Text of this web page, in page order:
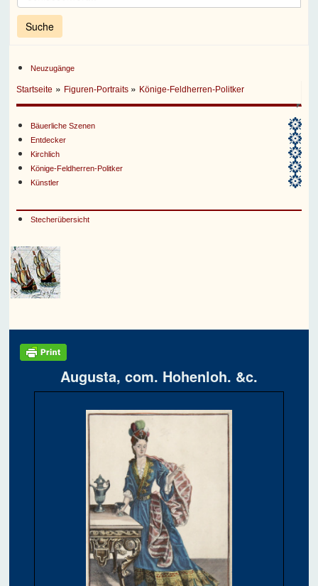
Neuzugänge
Startseite » Figuren-Portraits » Könige-Feldherren-Politker
Bäuerliche Szenen
Entdecker
Kirchlich
Könige-Feldherren-Politker
Künstler
Stecherübersicht
Augusta, com. Hohenloh. &c.